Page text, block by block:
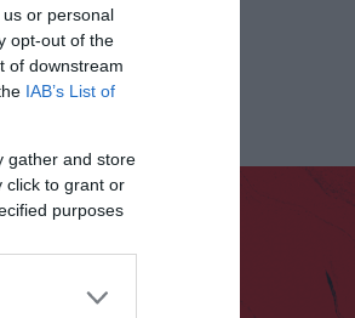
or personal
opt-out of the
of downstream
IAB’s List of
gather and store
click to grant or
purposes